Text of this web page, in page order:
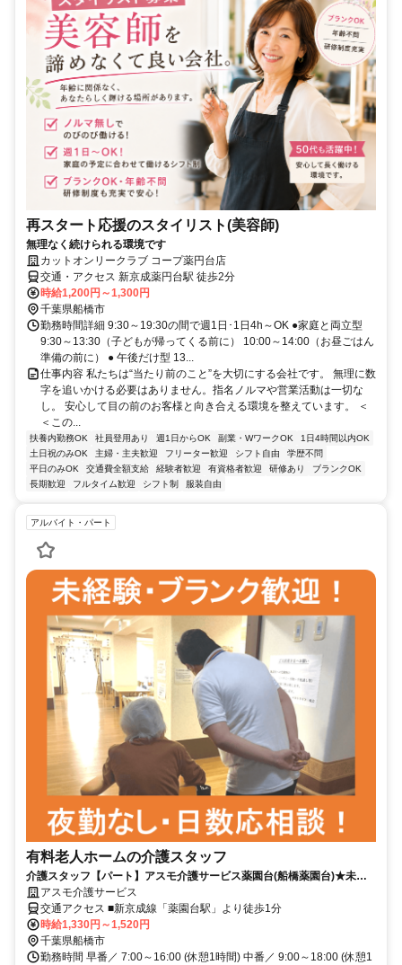
再スタート応援のスタイリスト(美容師)
無理なく続けられる環境です
カットオンリークラブ コープ薬円台店
交通・アクセス 新京成薬円台駅 徒歩2分
時給1,200円～1,300円
千葉県船橋市
勤務時間詳細 9:30～19:30の間で週1日･1日4h～OK ●家庭と両立型
9:30～13:30（子どもが帰ってくる前に） 10:00～14:00（お昼ごはん
準備の前に） ● 午後だけ型 13...
仕事内容 私たちは“当たり前のこと”を大切にする会社です。 無理に数
字を追いかける必要はありません。指名ノルマや営業活動は一切な
し。 安心して目の前のお客様と向き合える環境を整えています。 ＜
＜この...
扶養内勤務OK 社員登用あり 週1日からOK 副業・WワークOK
1日4時間以内OK
土日祝のみOK
主婦・主夫歓迎 フリーター歓迎 シフト自由
学歴不問
平日のみOK
交通費全額支給 経験者歓迎 有資格者歓迎 研修あり
ブランクOK
長期歓迎
フルタイム歓迎 シフト制 服装自由
アルバイト・パート
有料老人ホームの介護スタッフ
介護スタッフ【パート】アスモ介護サービス薬園台(船橋薬園台)★未経
験の方も安心!
アスモ介護サービス
交通アクセス ■新京成線「薬園台駅」より徒歩1分
時給1,330円～1,520円
千葉県船橋市
勤務時間 早番／ 7:00～16:00 (休憩1時間) 中番／ 9:00～18:00 (休憩1